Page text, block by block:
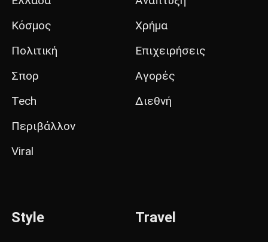
Κόσμος
Πολιτική
Σπορ
Tech
Περιβάλλον
Viral
Χρήμα
Επιχειρήσεις
Αγορές
Διεθνή
Style Travel